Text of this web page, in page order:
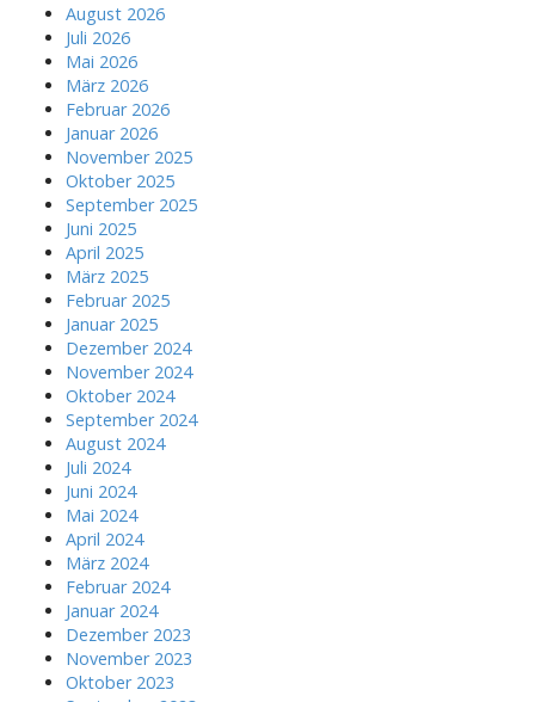
August 2026
Juli 2026
Mai 2026
März 2026
Februar 2026
Januar 2026
November 2025
Oktober 2025
September 2025
Juni 2025
April 2025
März 2025
Februar 2025
Januar 2025
Dezember 2024
November 2024
Oktober 2024
September 2024
August 2024
Juli 2024
Juni 2024
Mai 2024
April 2024
März 2024
Februar 2024
Januar 2024
Dezember 2023
November 2023
Oktober 2023